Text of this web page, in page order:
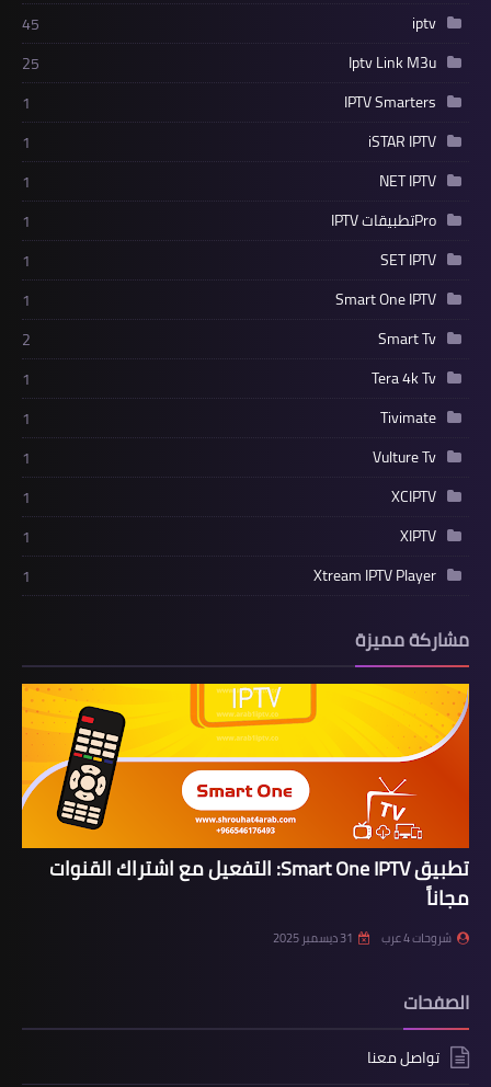
iptv
45
Iptv Link M3u
25
IPTV Smarters
1
iSTAR IPTV
1
NET IPTV
1
Proتطبيقات IPTV
1
SET IPTV
1
Smart One IPTV
1
Smart Tv
2
Tera 4k Tv
1
Tivimate
1
Vulture Tv
1
XCIPTV
1
XIPTV
1
Xtream IPTV Player
1
مشاركة مميزة
تطبيق Smart One IPTV: التفعيل مع اشتراك القنوات
مجاناً
شروحات 4 عرب 31 ديسمبر 2025
الصفحات
تواصل معنا